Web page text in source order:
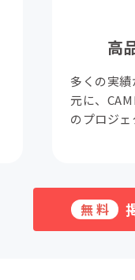
高
多くの実
元に、
のプロジェ
無料